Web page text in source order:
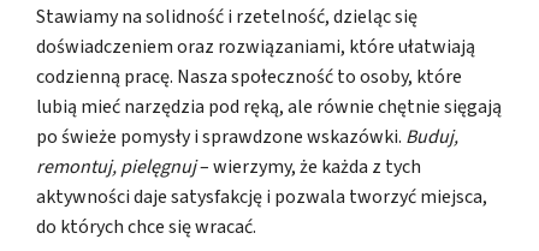
Stawiamy na solidność i rzetelność, dzieląc się
doświadczeniem oraz rozwiązaniami, które ułatwiają
codzienną pracę. Nasza społeczność to osoby, które
lubią mieć narzędzia pod ręką, ale równie chętnie sięgają
po świeże pomysły i sprawdzone wskazówki. Buduj,
remontuj, pielęgnuj– wierzymy, że każda z tych
aktywności daje satysfakcję i pozwala tworzyć miejsca,
do których chce się wracać.